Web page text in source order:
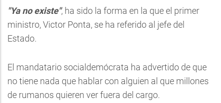
"Ya no existe", ha sido la forma en la que el primer
ministro, Victor Ponta, se ha referido al jefe del
Estado.
El mandatario socialdemócrata ha advertido de que
no tiene nada que hablar con alguien al que millones
de rumanos quieren ver fuera del cargo.